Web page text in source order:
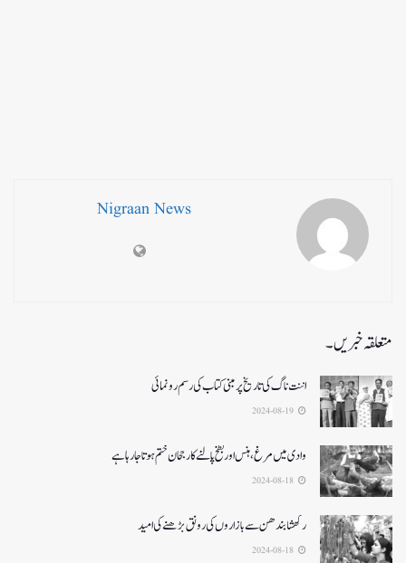
Nigraan News
متعلقہ خبریں۔
اننت ناگ کی تاریخ پر مبنی کتاب کی رسم رونمائی
وادی میں مرغ ، ہنس اور بطخ پالنے کا رجحان ختم ہوتا جارہا ہے
رکھشا بندھن سے بازاروں کی رونق بڑھنے کی امید